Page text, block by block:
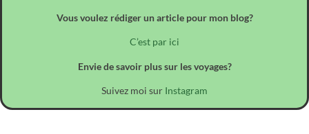
Vous voulez rédiger un article pour mon blog?
C’est par ici
Envie de savoir plus sur les voyages?
Suivez moi sur Instagram